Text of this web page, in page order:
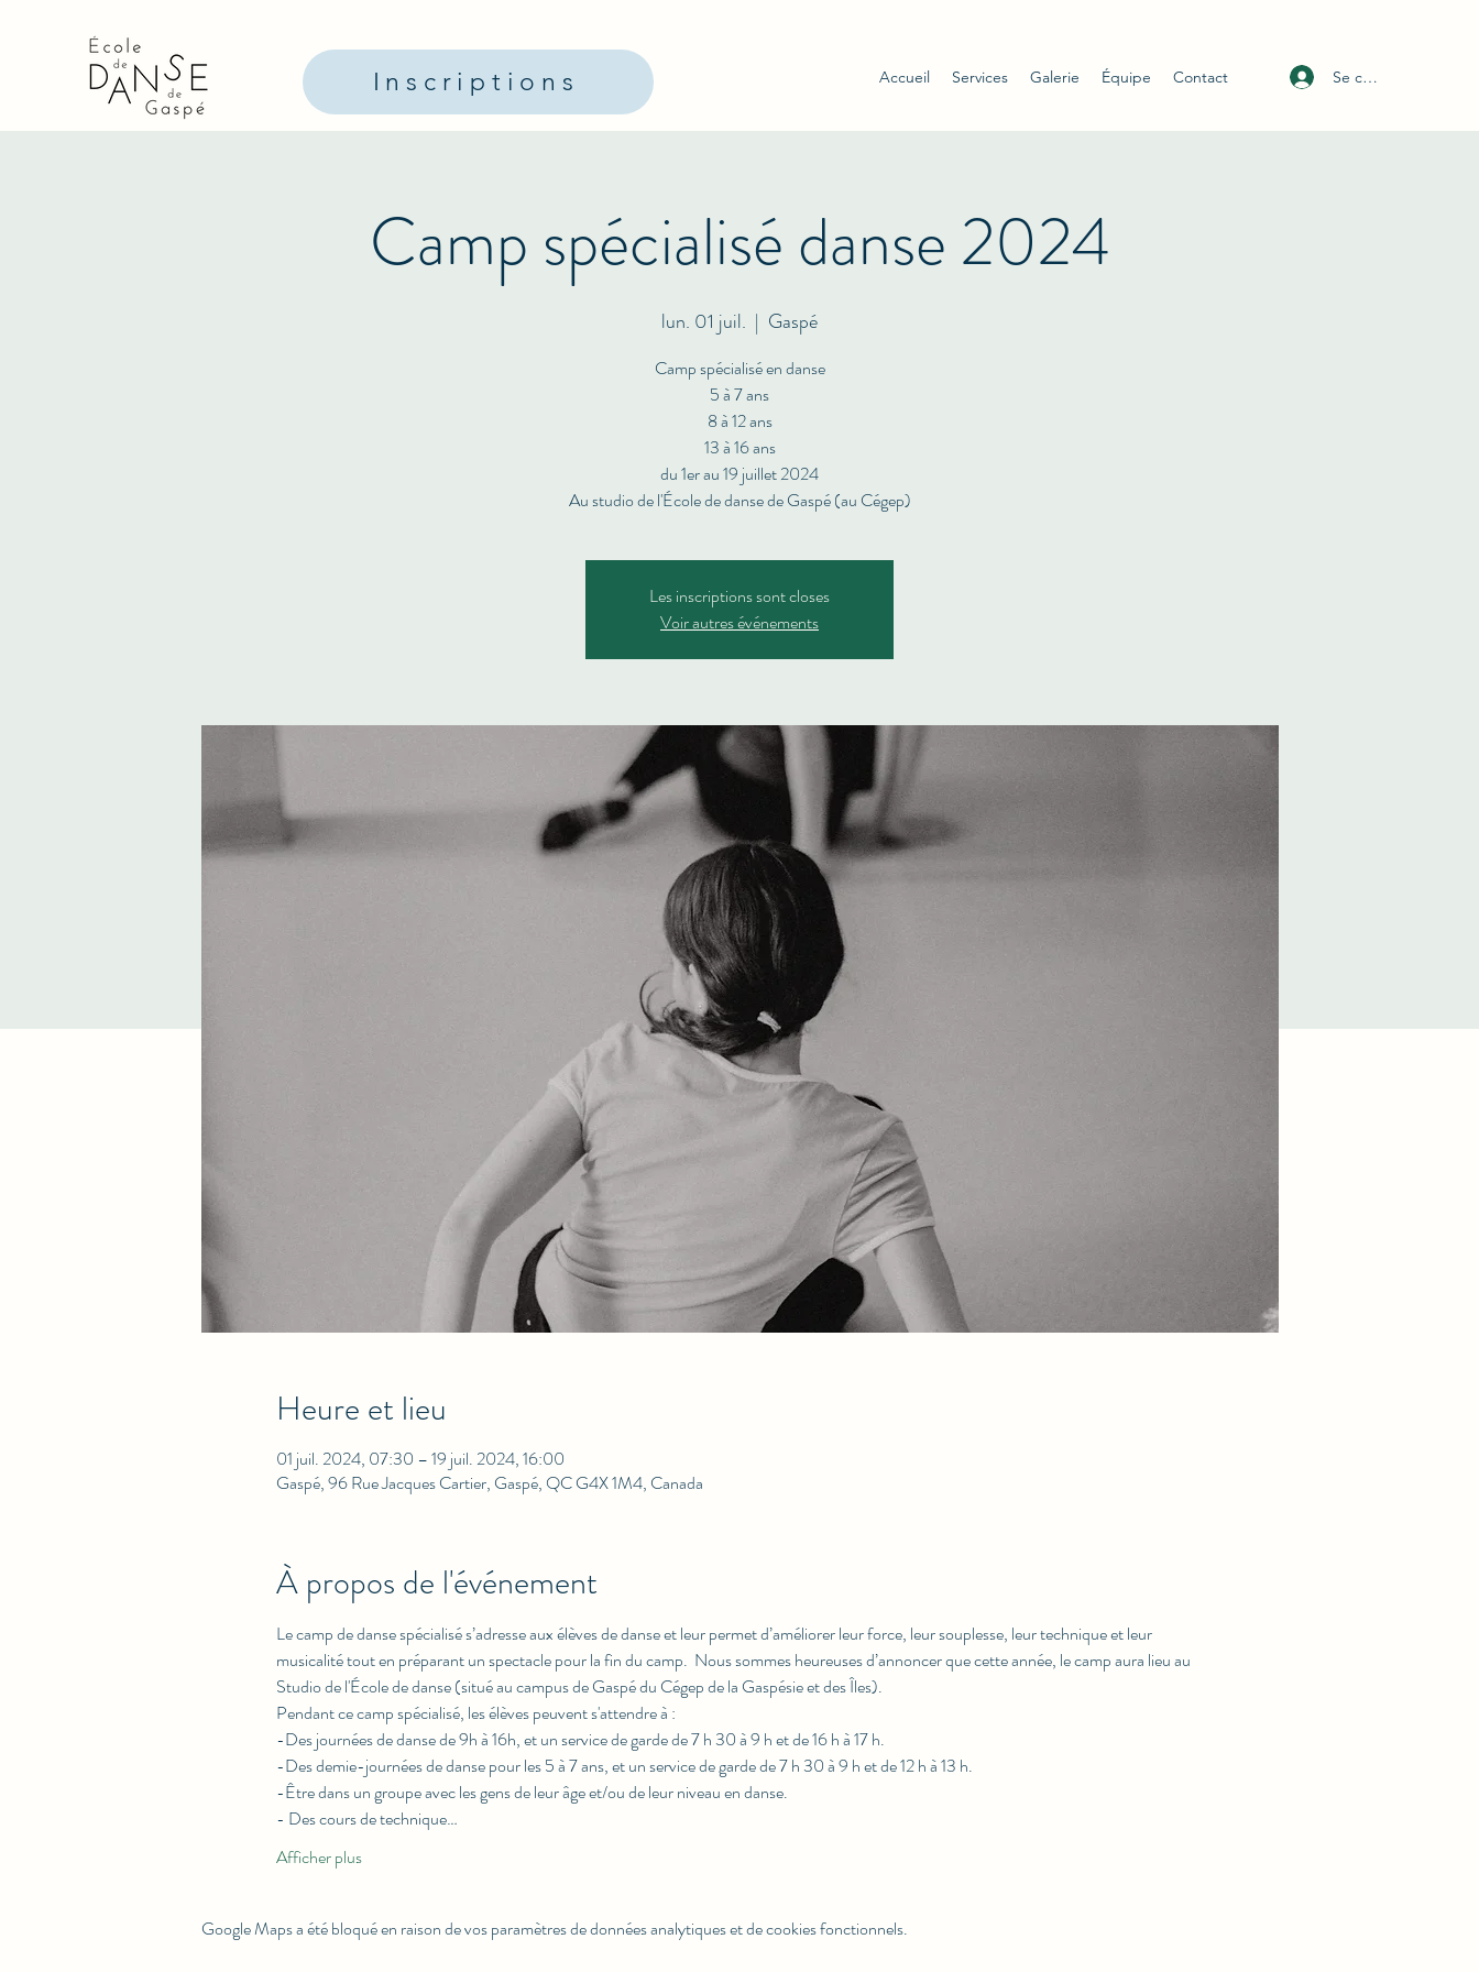
Accueil Services Galerie Équipe Contact
Inscriptions Se connecter
Camp spécialisé danse 2024
lun. 01 juil.
  |
Gaspé
Camp spécialisé en danse
5 à 7 ans
8 à 12 ans
13 à 16 ans
du 1er au 19 juillet 2024
Au studio de l'École de danse de Gaspé (au Cégep)
Les inscriptions sont closes
Voir autres événements
Heure et lieu
01 juil. 2024, 07:30 – 19 juil. 2024, 16:00
Gaspé, 96 Rue Jacques Cartier, Gaspé, QC G4X 1M4, Canada
À propos de l'événement
Le camp de danse spécialisé s’adresse aux élèves de danse et leur permet d’améliorer leur force, leur souplesse, leur technique et leur
musicalité tout en préparant un spectacle pour la fin du camp.  Nous sommes heureuses d’annoncer que cette année, le camp aura lieu au
Studio de l'École de danse (situé au campus de Gaspé du Cégep de la Gaspésie et des Îles).
Pendant ce camp spécialisé, les élèves peuvent s'attendre à :
-Des journées de danse de 9h à 16h, et un service de garde de 7 h 30 à 9 h et de 16 h à 17 h.
-Des demie-journées de danse pour les 5 à 7 ans, et un service de garde de 7 h 30 à 9 h et de 12 h à 13 h.
-Être dans un groupe avec les gens de leur âge et/ou de leur niveau en danse.
- Des cours de technique…
Afficher plus
Google Maps a été bloqué en raison de vos paramètres de données analytiques et de cookies fonctionnels.